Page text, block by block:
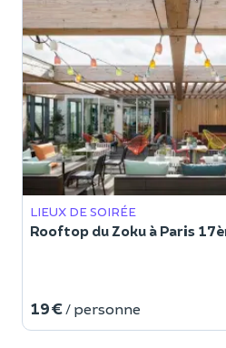
LIEUX DE SOIRÉE
Rooftop du Zoku à Paris
19 € / personne